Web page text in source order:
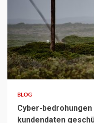
3 min read
BLOG
Cyber-
kundendaten